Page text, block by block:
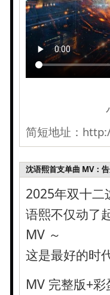
简短地址：
沈语熙首支单曲 MV：
2025年双十二
语熙不仅动了
MV ～
这是最好的时
MV 完整版+彩